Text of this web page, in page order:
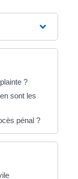
?
sont les
pénal ?